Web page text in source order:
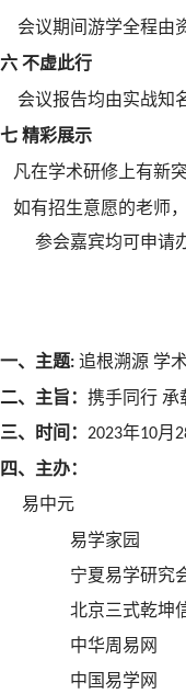
会议期间游学全程由
六 不虚此行
会议报告均由实战知
七 精彩展示
凡在学术研修上有新
如有招生意愿的老师
参会嘉宾均可申请
一、主题: 追根溯源 学
二、 主旨 ： 携手同行
三、时间 ： 2023年10月
四、主办：
易中元
易学家园
宁夏易学研究
北京三式乾坤
中华周易网
中国易学网